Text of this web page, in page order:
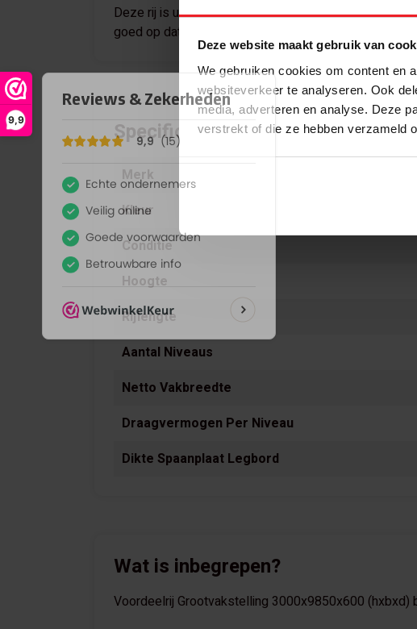
Deze website maakt gebruik van
We gebruiken cookies om content en
websiteverkeer te analyseren. Ook
media, adverteren en analyse. Deze
verstrekt of die ze hebben verzameld
9,9
Deze rij is uit te breiden met verschillende
goed op dat de diepte overéén komt met de gekozen
Specificaties
Merk
Kleur
Conditie
Hoogte
Rijlengte
Aantal Niveaus
Netto Vakbreedte
Draagvermogen Per Niveau
Dikte Spaanplaat Legbord
Wat is inbegrepen?
Voordeelrij Grootvakstelling 3000x9850x600 (hxbxd)